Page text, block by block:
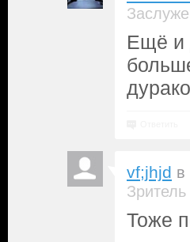
Ещё и
vf;jhjd в
Зритель
Тоже